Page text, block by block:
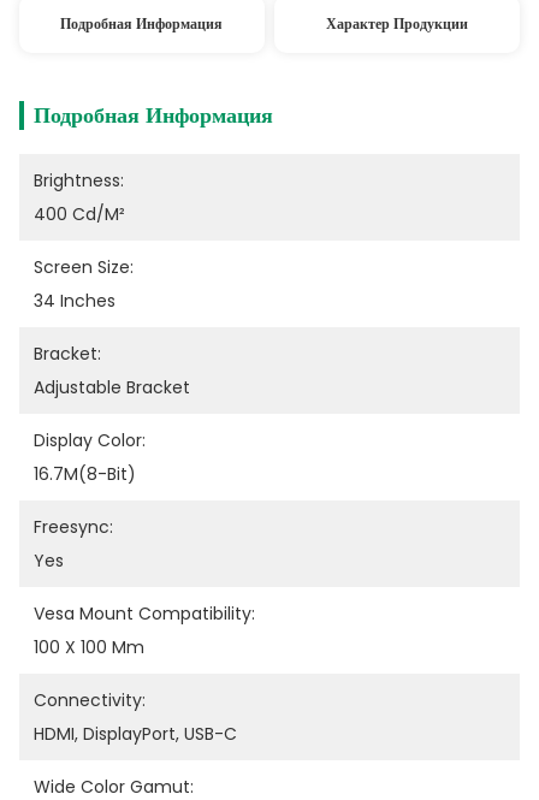
Подробная Информация Характер Продукции
Подробная Информация
Brightness:
400 Cd/m²
Screen Size:
34 Inches
Bracket:
Adjustable Bracket
Display Color:
16.7M(8-Bit)
Freesync:
Yes
Vesa Mount Compatibility:
100 X 100 Mm
Connectivity:
HDMI, DisplayPort, USB-C
Wide Color Gamut: